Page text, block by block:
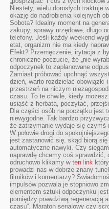
Niestety, wielu dorosłych traktuje
okazję do nadrobienia kolejnych
Sobota? Idealny moment na
zakupy, sprawy urzędowe, długo
telefony. Jeśli każdy weekend
etat, organizm nie ma kiedy
Efekt? Przemęczenie, irytacja z
chroniczne poczucie, że „nie
odpoczynek to zaplanowane
Zamiast próbować upchnąć
dzień, warto rozdzielać obowiązki
przestrzeń na niczym
czasu. To te chwile, kiedy
usiąść z herbatą, poczytać,
Dla części osób na początku jest
niewygodne. Tak bardzo
że zatrzymanie wydaje się czymś
W połowie drogi do
jest zastanowić się, skąd biorą
automatyczne nawyki. Czy
naprawdę chcemy coś sprawdzić,
odruchowo klikamy w ten link
prowadzi nas w dobrze znany
filmików i komentarzy?
impulsów pozwala je stopniowo
elementem sztuki odpoczynku
pomiędzy prawdziwą regeneracją
czasu”. Maraton serialowy czy